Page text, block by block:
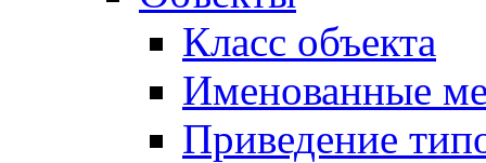
Класс объекта
Именованные
Приведение